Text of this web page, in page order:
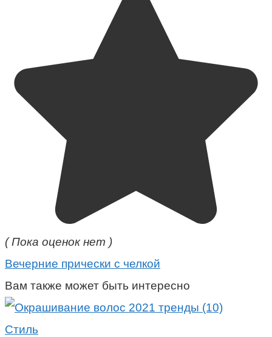
( Пока оценок нет )
Вечерние прически с челкой
Вам также может быть интересно
Стиль